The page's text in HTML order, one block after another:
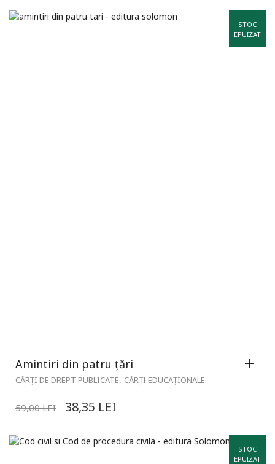
STOC
EPUIZAT
Amintiri din patru țări
CĂRȚI DE DREPT PUBLICATE, CĂRȚI EDUCAȚIONALE
59,00LEI 38,35 LEI
STOC
EPUIZAT